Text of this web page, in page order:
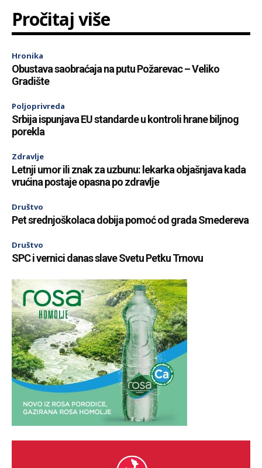
Pročitaj više
Hronika
Obustava saobraćaja na putu Požarevac – Veliko
Gradište
Poljoprivreda
Srbija ispunjava EU standarde u kontroli hrane biljnog
porekla
Zdravlje
Letnji umor ili znak za uzbunu: lekarka objašnjava kada
vrućina postaje opasna po zdravlje
Društvo
Pet srednjoškolaca dobija pomoć od grada Smedereva
Društvo
SPC i vernici danas slave Svetu Petku Trnovu